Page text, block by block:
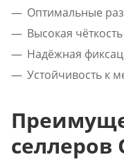
Оптимальные
Высокая
Надёжная
Устойчивость к
селлеров